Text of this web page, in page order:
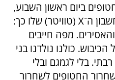
ביום ראשון השבוע,
ה־X (טוויטר) שלו כך:
מפה חייבים
כולנו נולדנו בני
בלי לגמגם ובלי
החטופים לשחרור